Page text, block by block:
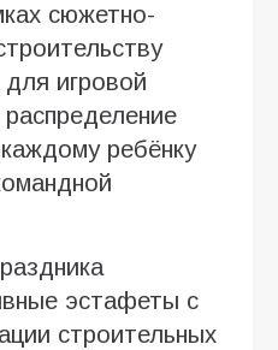
сюжетно-
для игровой
ребёнку
эстафеты с
строительных